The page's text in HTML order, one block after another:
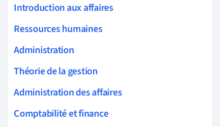
Introduction aux affaires
Ressources humaines
Administration
Théorie de la gestion
Administration des affaires
Comptabilité et finance